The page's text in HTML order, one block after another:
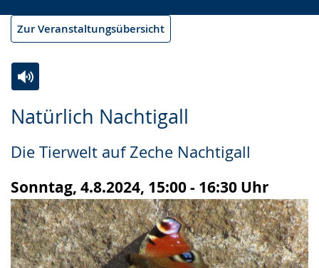
Zur Veranstaltungsübersicht
Natürlich Nachtigall
Die Tierwelt auf Zeche Nachtigall
Sonntag, 4.8.2024, 15:00 - 16:30 Uhr
Leichten
wechseln.
Audio-
Video
Deutscher
Gebärdensprache
wird
angezeigt.